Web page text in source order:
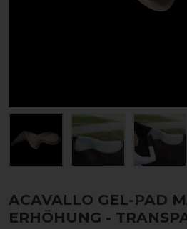
ACAVALLO GEL-PAD
ERHÖHUNG -